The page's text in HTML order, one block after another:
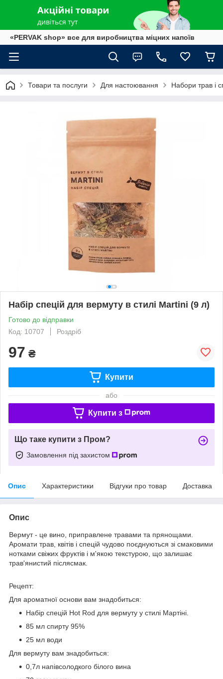
«PERVAK shop» все для виробництва міцних напоїв
Товари та послуги Для настоювання Набори трав і
Набір спецій для вермуту в стилі Martini (9 л)
Готово до відправки
Код: 10707
Роздріб
97 ₴
Купити
або
Купити з
Що таке купити з Пром?
Замовлення під захистом
Опис Характеристики Відгуки про товар Доставка
Опис
Вермут - це вино, приправлене травами та прянощами.
Аромати трав, квітів і спецій чудово поєднуються зі смаковими
нотками свіжих фруктів і м'якою текстурою, що залишає
трав'янистий післясмак.
Рецепт:
Для ароматної основи вам знадобиться:
Набір спецій Hot Rod для вермуту у стилі Мартіні.
85 мл спирту 95%
25 мл води
Для вермуту вам знадобиться:
0,7л напівсолодкого білого вина